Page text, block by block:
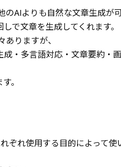
のAIよりも自然な文章生成が
で文章を生成してくれます。
りますが、
・多言語対応・文章要約・
。
ぞれ使用する目的によって使